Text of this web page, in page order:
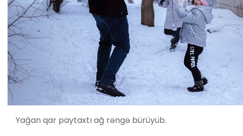
Yağan qar paytaxtı ağ rəngə bürüyüb.